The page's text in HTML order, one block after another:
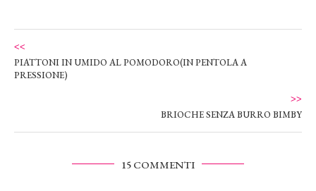
<<
PIATTONI IN UMIDO AL POMODORO(IN PENTOLA A
PRESSIONE)
>>
BRIOCHE SENZA BURRO BIMBY
15 COMMENTI